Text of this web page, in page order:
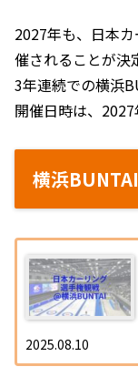
2027年も、日本
催されることが決
3年連続での横浜
開催日時は、2027
横浜
2025.08.10